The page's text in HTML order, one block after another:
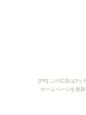
[PR] この広告は3ヶ
ホームページを更